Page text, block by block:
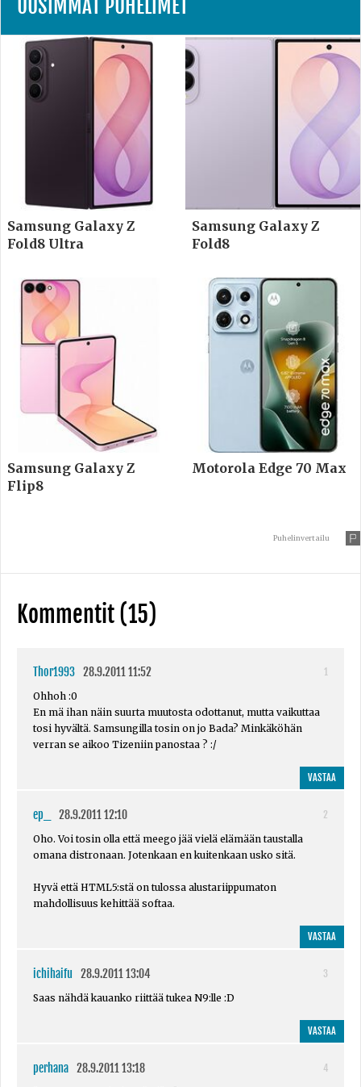
UUSIMMAT PUHELIMET
Samsung Galaxy Z
Fold8 Ultra
Samsung Galaxy Z
Fold8
Samsung Galaxy Z
Flip8
Motorola Edge 70 Max
Puhelinvertailu
Kommentit (15)
Thor1993 28.9.2011 11:52
1
Ohhoh :0
En mä ihan näin suurta muutosta odottanut, mutta vaikuttaa
tosi hyvältä. Samsungilla tosin on jo Bada? Minkäköhän
verran se aikoo Tizeniin panostaa ? :/
VASTAA
ep_ 28.9.2011 12:10
2
Oho. Voi tosin olla että meego jää vielä elämään taustalla
omana distronaan. Jotenkaan en kuitenkaan usko sitä.
Hyvä että HTML5:stä on tulossa alustariippumaton
mahdollisuus kehittää softaa.
VASTAA
ichihaifu 28.9.2011 13:04
3
Saas nähdä kauanko riittää tukea N9:lle :D
VASTAA
perhana 28.9.2011 13:18
4